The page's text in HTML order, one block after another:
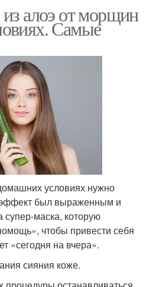
алоэ от морщин
Самые
условиях нужно
эффект был выраженным и
маска, которую
чтобы привести себя
«сегодня на вчера».
сияния коже.